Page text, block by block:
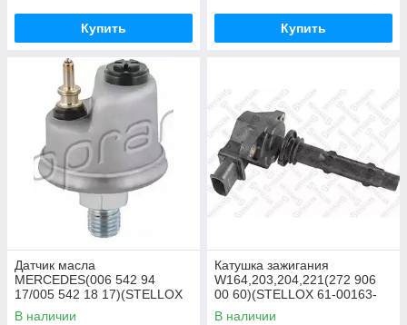
Купить Купить
Датчик масла
MERCEDES(006 542 94
17/005 542 18 17)(STELLOX
06-08018-SX)
В наличии
Катушка зажигания
W164,203,204,221(272 906
00 60)(STELLOX 61-00163-
SX)
В наличии